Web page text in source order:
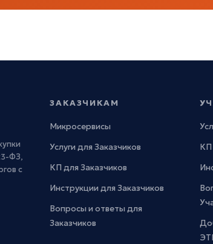
ФЗ,
с
ЗАКАЗЧИКАМ
Микросервисы
Услуги для Заказчиков
КП для Заказчиков
Инструкции для Заказчиков
Вопросы и ответы для
Заказчиков
КП